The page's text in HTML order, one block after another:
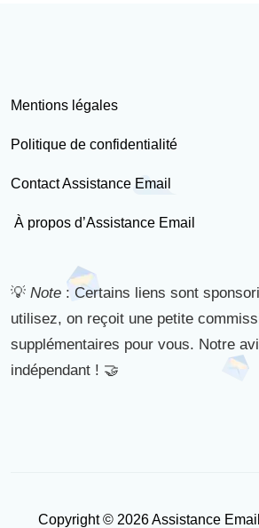
Mentions légales
Politique de confidentialité
Contact Assistance Email
À propos d’Assistance Email
💡 Note : Certains liens sont
utilisez, on reçoit une petite
supplémentaires pour vous. Notre
indépendant ! 🤝
Copyright © 2026 Assistance